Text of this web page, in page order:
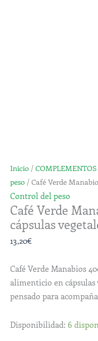
Inicio /
peso / Café Verde
Control del peso
Café Verde
cápsulas
13,20€
Café Verde Manabios
alimenticio en cápsulas
pensado para
Disponibilidad: 6